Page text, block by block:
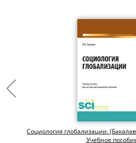
Социология глобализации.
Учебное